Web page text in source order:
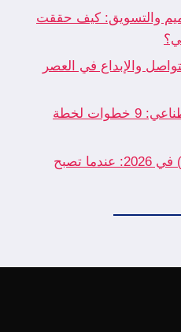
والتسويق: كيف حققت
والإبداع في العصر
ادارة المشاريع بالذكاء الاصطناعي: 9 خطوات لخطة
الفايب كودنج (Vibe Coding) في 2026: عندما تصبح